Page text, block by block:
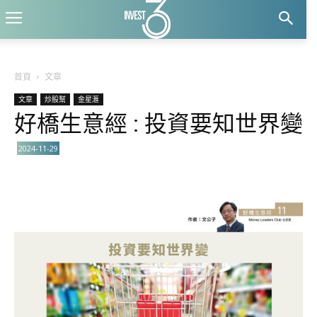
首頁 文章
文章 炒股幫 金星滙
好橋生意經 : 投資要知世界變
2024-11-29